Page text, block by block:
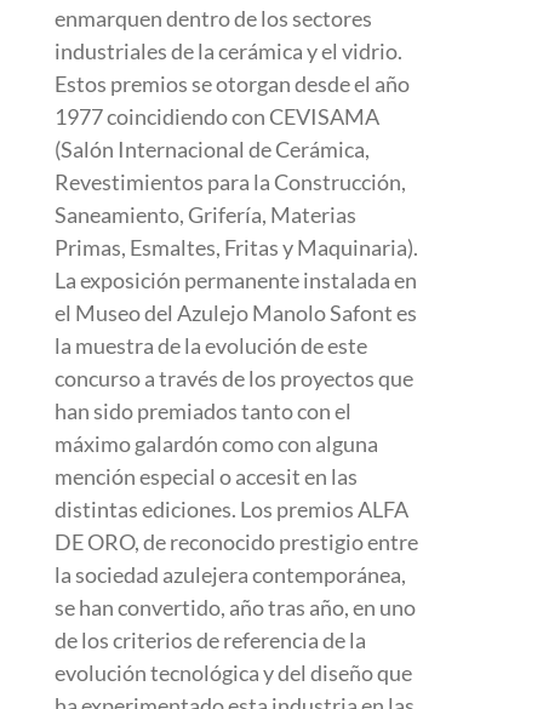
enmarquen dentro de los sectores
industriales de la cerámica y el vidrio.
Estos premios se otorgan desde el año
1977 coincidiendo con CEVISAMA
(Salón Internacional de Cerámica,
Revestimientos para la Construcción,
Saneamiento, Grifería, Materias
Primas, Esmaltes, Fritas y Maquinaria).
La exposición permanente instalada en
el Museo del Azulejo Manolo Safont es
la muestra de la evolución de este
concurso a través de los proyectos que
han sido premiados tanto con el
máximo galardón como con alguna
mención especial o accesit en las
distintas ediciones. Los premios ALFA
DE ORO, de reconocido prestigio entre
la sociedad azulejera contemporánea,
se han convertido, año tras año, en uno
de los criterios de referencia de la
evolución tecnológica y del diseño que